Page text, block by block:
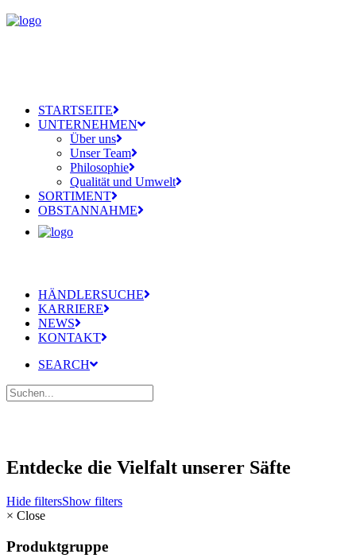
STARTSEITE
UNTERNEHMEN
Über uns
Unser Team
Philosophie
Qualität und Umwelt
SORTIMENT
OBSTANNAHME
HÄNDLERSUCHE
KARRIERE
NEWS
KONTAKT
SEARCH
Entdecke die Vielfalt unserer Säfte
Hide filtersShow filters
× Close
Produktgruppe